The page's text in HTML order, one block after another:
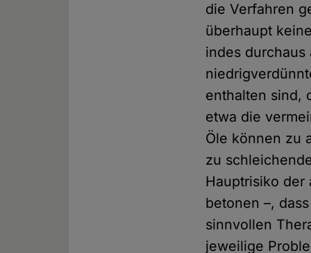
die Verfahren
überhaupt
indes
enthalten sind,
etwa die
Öle können zu
zu
Hauptrisiko der
betonen –,
sinnvollen
jeweilige